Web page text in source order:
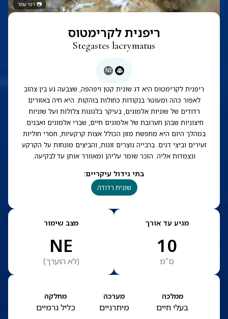
📷 רפי עמר
ריפנית לקרימטוס
Stegastes lacrymatus
NE
ריפנית לקרימטוס היא דג שונית קטן ויפהפה, שצבעה נע בין צהוב
לאפור כהה ומעוטר בנקודות כחולות בוהקות. היא חיה באזורים
רדודים של שוניות אלמוגים, בעיקר בלגונות צלולות ועל שוניות
חיצוניות שבהן תערובת של אלמוגים חיים, שברי אלמוגים ואבנים.
במהלך היום היא מחפשת מזון הכולל אצות קרקעיות, חסרי חוליות
זעירים וביצי דגים. ברבייה נוצרים זוגות, והביצים מונחות על הקרקע
ונצמדות אליה. הזכר שומר עליהן ומאוורר אותן עד לבקיעה.
בתי גידול עיקריים:
שונית רדודה
מגיע עד אורך
10
ס”מ
מצב שימור
NE
(לא הוערך)
ממלכה
בעלי חיים
מערכה
מיתרניים
מחלקה
כליל גרמיים